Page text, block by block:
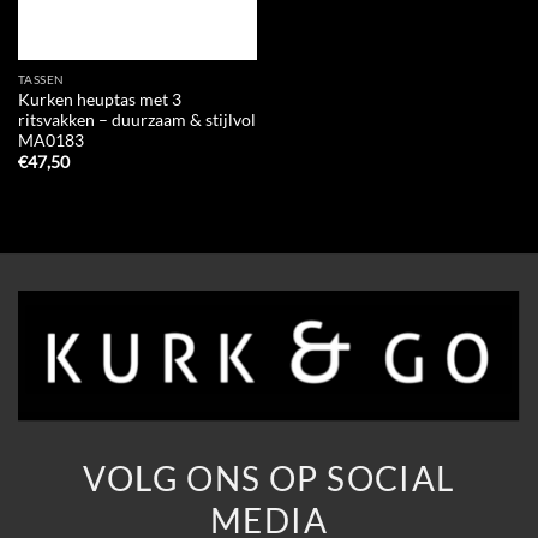
TASSEN
Kurken heuptas met 3
ritsvakken – duurzaam & stijlvol
MA0183
€47,50
VOLG ONS OP SOCIAL
MEDIA